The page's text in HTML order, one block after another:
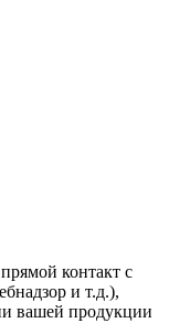
контакт с
и т.д.),
вашей продукции